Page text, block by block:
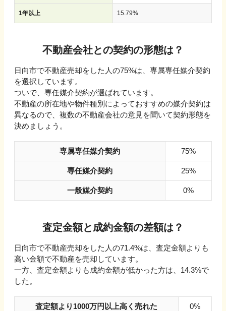
1年以上 15.79%
不動産会社との契約の形態は？
日向市で不動産売却をした人の75%は、専属専任媒介契約
を選択しています。
ついで、専任媒介契約が選ばれています。
不動産の所在地や物件種別によっておすすめの媒介契約は
異なるので、複数の不動産会社の意見を聞いて契約形態を
決めましょう。
専属専任媒介契約 75%
専任媒介契約 25%
一般媒介契約 0%
査定金額と成約金額の差額は？
日向市で不動産売却をした人の71.4%は、査定金額よりも
高い金額で不動産を売却しています。
一方、査定金額よりも成約金額が低かった方は、 14.3%で
した。
査定額より1000万円以上高く売れた 0%